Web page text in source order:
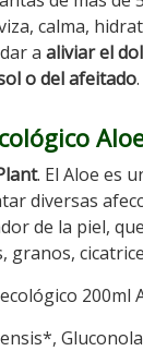
calma,
a aliviar el
o del afeitado.
. El Aloe es
diversas
de la piel,
granos,
200ml